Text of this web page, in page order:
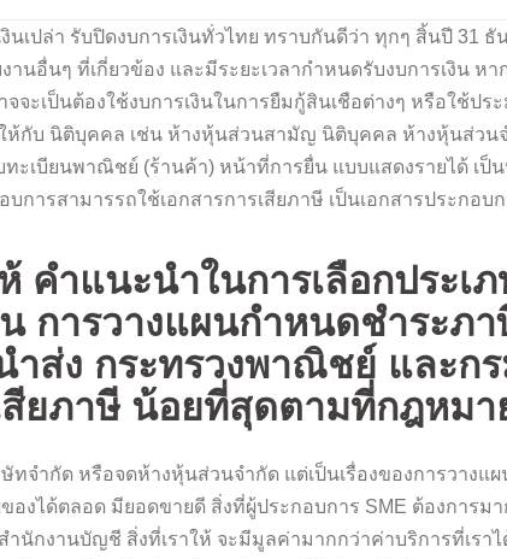
นเปล่า รับปิดงบการเงินทั่วไทย ทราบกันดีว่า ทุกๆ สิ้นปี 31
นอื่นๆ ที่เกี่ยวข้อง และมีระยะเวลากำหนดรับงบการเงิน ห
ะเป็นต้องใช้งบการเงินในการยืมกู้สินเชือต่างๆ หรือใช้ปร
ให้กับ นิติบุคคล เช่น ห้างหุ้นส่วนสามัญ นิติบุคคล ห้างหุ้นส่
ทะเบียนพาณิชย์ (ร้านค้า) หน้าที่การยื่น แบบแสดงรายได้ เ
ารสามารรถใช้เอกสารการเสียภาษี เป็นเอกสารประกอบ
คำแนะนำในการเลือกประเ
การวางแผนกำหนดชำระภา
ำส่ง กระทรวงพาณิชย์ และก
ยภาษี น้อยที่สุดตามที่กฎหม
ทจำกัด หรือจดห้างหุ้นส่วนจำกัด แต่เป็นเรื่องของการวาง
องได้ตลอด มียอดขายดี สิ่งที่ผู้ประกอบการ SME ต้องการม
นักงานบัญชี สิ่งที่เราให้ จะมีมูลค่ามากกว่าค่าบริการที่เราไ